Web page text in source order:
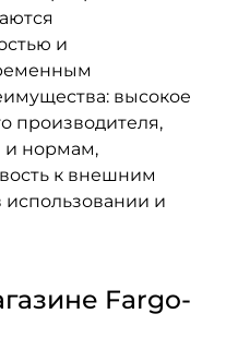
и
высокое
производителя,
и нормам,
к внешним
использовании и
Fargo-